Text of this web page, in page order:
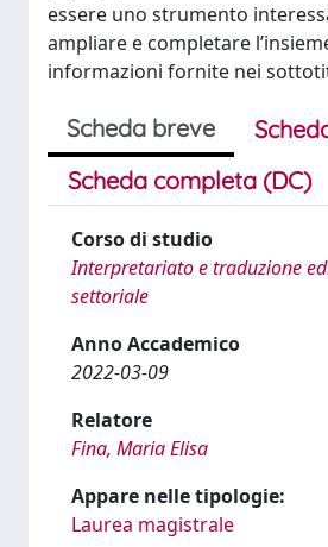
essere uno strumento
ampliare e completare
informazioni fornite nei
Scheda breve
Scheda completa (DC)
Corso di studio
Interpretariato e traduzione
settoriale
Anno Accademico
2022-03-09
Relatore
Fina, Maria Elisa
Appare nelle tipologie:
Laurea magistrale